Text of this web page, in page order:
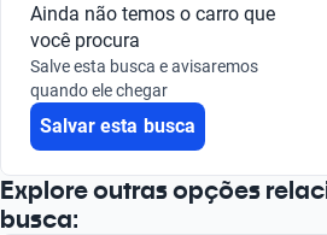
Busque por marca
Busque por modelo
Busque por ano
Ainda não temos o carro que
você procura
Salve esta busca e avisaremos
quando ele chegar
Salvar esta busca
Explore outras opções
busca: